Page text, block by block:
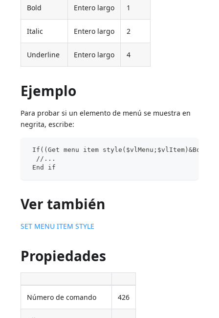
Bold Entero largo 1
Italic Entero largo 2
Underline Entero largo 4
Ejemplo
Para probar si un elemento de menú se muestra en
negrita, escribe:
If((Get menu item
//...
End if
Ver también
SET MENU ITEM STYLE
Propiedades
Número de comando 426